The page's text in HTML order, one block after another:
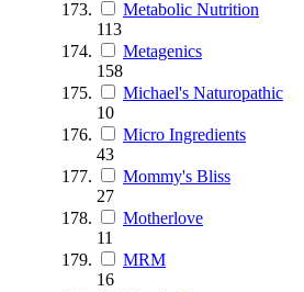
Metabolic Nutrition
113
Metagenics
158
Michael's Naturopathic
10
Micro Ingredients
43
Mommy's Bliss
27
Motherlove
11
MRM
16